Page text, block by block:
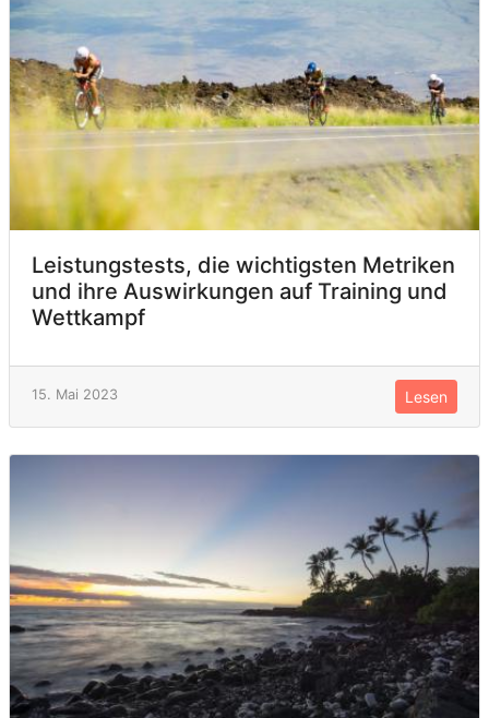
Leistungstests, die wichtigsten Metriken
und ihre Auswirkungen auf Training und
Wettkampf
15. Mai 2023 Lesen